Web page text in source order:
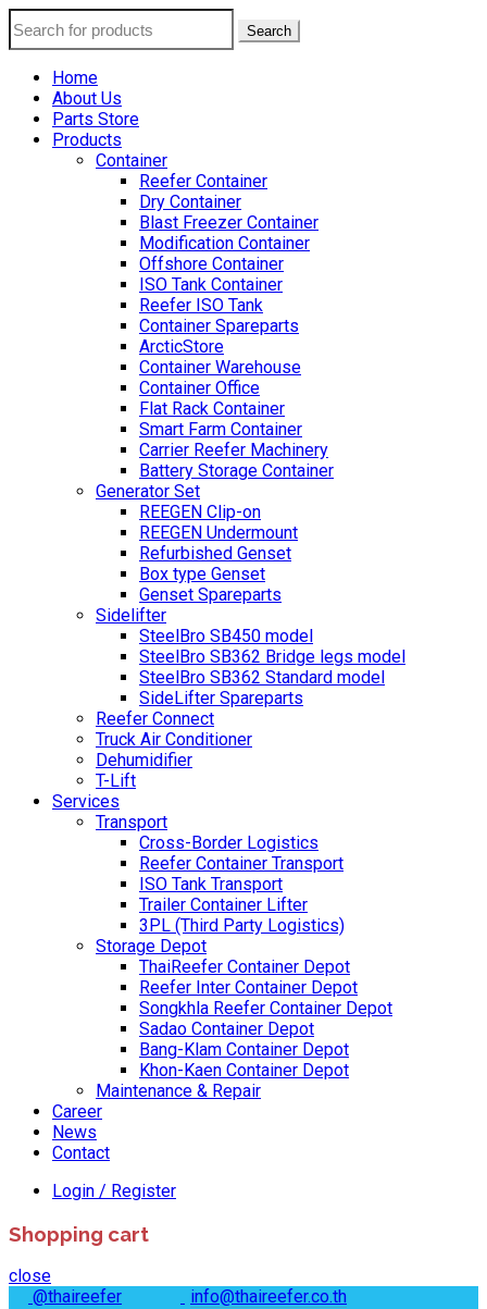
Search
Home
About Us
Parts Store
Products
Container
Reefer Container
Dry Container
Blast Freezer Container
Modification Container
Offshore Container
ISO Tank Container
Reefer ISO Tank
Container Spareparts
ArcticStore
Container Warehouse
Container Office
Flat Rack Container
Smart Farm Container
Carrier Reefer Machinery
Battery Storage Container
Generator Set
REEGEN Clip-on
REEGEN Undermount
Refurbished Genset
Box type Genset
Genset Spareparts
Sidelifter
SteelBro SB450 model
SteelBro SB362 Bridge legs model
SteelBro SB362 Standard model
SideLifter Spareparts
Reefer Connect
Truck Air Conditioner
Dehumidifier
T-Lift
Services
Transport
Cross-Border Logistics
Reefer Container Transport
ISO Tank Transport
Trailer Container Lifter
3PL (Third Party Logistics)
Storage Depot
ThaiReefer Container Depot
Reefer Inter Container Depot
Songkhla Reefer Container Depot
Sadao Container Depot
Bang-Klam Container Depot
Khon-Kaen Container Depot
Maintenance & Repair
Career
News
Contact
Login / Register
Shopping cart
close
@thaireefer
info@thaireefer.co.th